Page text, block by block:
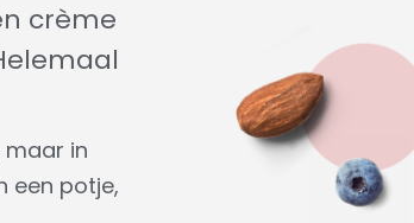
crème
maar in
een potje,